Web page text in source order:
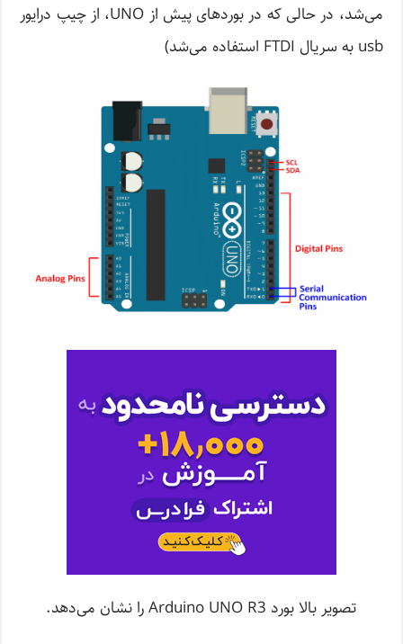
می‌شد، در حالی که در بوردهای پیش از UNO، از چیپ درایور
usb به سریال FTDI استفاده می‌شد)
تصویر بالا بورد Arduino UNO R3 را نشان می‌دهد.